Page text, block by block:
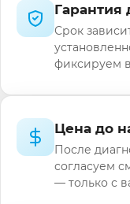
Гарантия
Срок
фиксируем
Цена до
После
согласуем
— только с